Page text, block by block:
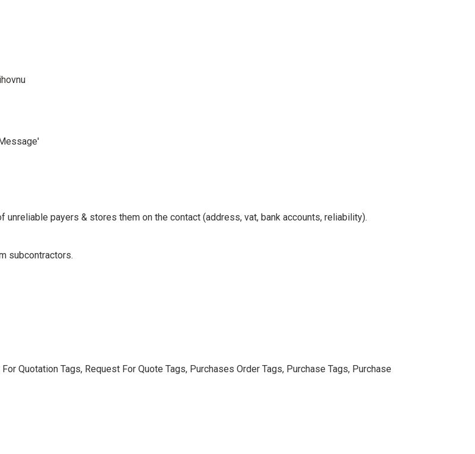
payers & stores them on the contact (address, vat, bank accounts, reliability).
subcontractors.
Quotation Tags, Request For Quote Tags, Purchases Order Tags, Purchase Tags, Purchase